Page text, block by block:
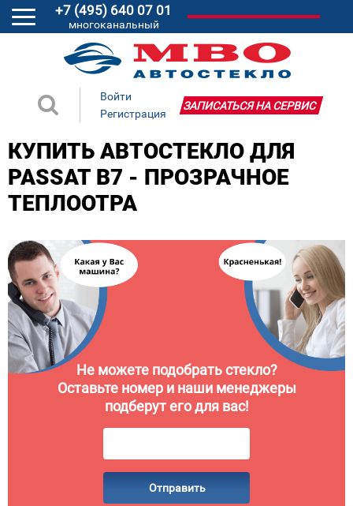
+7 (495) 640 07 01
многоканальный
Войти
Регистрация
ЗАПИСАТЬСЯ НА СЕРВИС
КУПИТЬ АВТОСТЕКЛО ДЛЯ
PASSAT B7 - ПРОЗРАЧНОЕ
ТЕПЛООТРА
Не можете подобрать стекло?
Оставьте номер и наши менеджеры
подберут его для вас!
Отправить